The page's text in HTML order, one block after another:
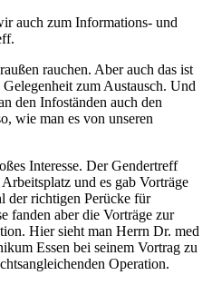
auch zum Informations- und
rauchen. Aber auch das ist
zum Austausch. Und
den Infoständen auch den
wie man es von unseren
Interesse. Der Gendertreff
und es gab Vorträge
der richtigen Perücke für
fanden aber die Vorträge zur
Hier sieht man Herrn Dr. med
Essen bei seinem Vortrag zu
Operation.